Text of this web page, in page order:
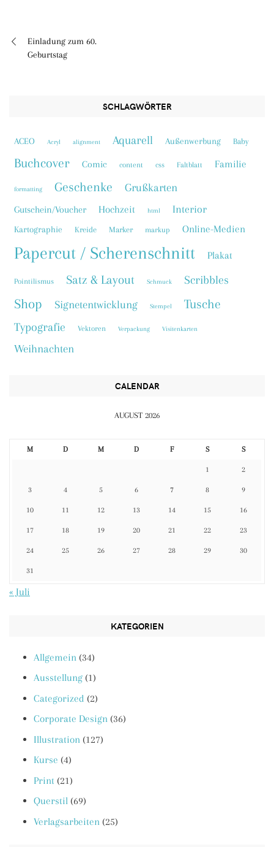
Beitragsnavigation
Einladung zum 60.
Geburtstag
SCHLAGWÖRTER
ACEO Acryl alignment Aquarell Außenwerbung Baby
Buchcover Comic content css Faltblatt Familie
formatting Geschenke Grußkarten
Gutschein/Voucher Hochzeit html Interior
Kartographie Kreide Marker markup Online-Medien
Papercut / Scherenschnitt Plakat
Pointilismus Satz & Layout Schmuck Scribbles
Shop Signetentwicklung Stempel Tusche
Typografie Vektoren Verpackung Visitenkarten
Weihnachten
CALENDAR
AUGUST 2026
M D M D F S S
1 2
3 4 5 6 7 8 9
10 11 12 13 14 15 16
17 18 19 20 21 22 23
24 25 26 27 28 29 30
31
« Juli
KATEGORIEN
Allgemein (34)
Ausstellung (1)
Categorized (2)
Corporate Design (36)
Illustration (127)
Kurse (4)
Print (21)
Querstil (69)
Verlagsarbeiten (25)